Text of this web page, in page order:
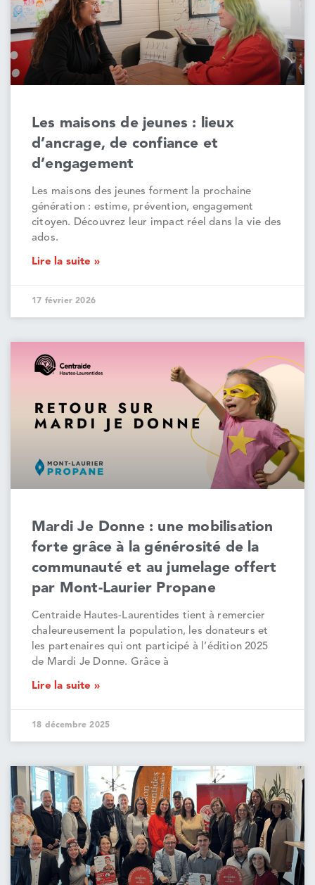
Les maisons de jeunes : lieux
d’ancrage, de confiance et
d’engagement
Les maisons des jeunes forment la prochaine
génération : estime, prévention, engagement
citoyen. Découvrez leur impact réel dans la vie des
ados.
Lire la suite »
17 février 2026
Mardi Je Donne : une mobilisation
forte grâce à la générosité de la
communauté et au jumelage offert
par Mont-Laurier Propane
Centraide Hautes-Laurentides tient à remercier
chaleureusement la population, les donateurs et
les partenaires qui ont participé à l’édition 2025
de Mardi Je Donne. Grâce à
Lire la suite »
18 décembre 2025